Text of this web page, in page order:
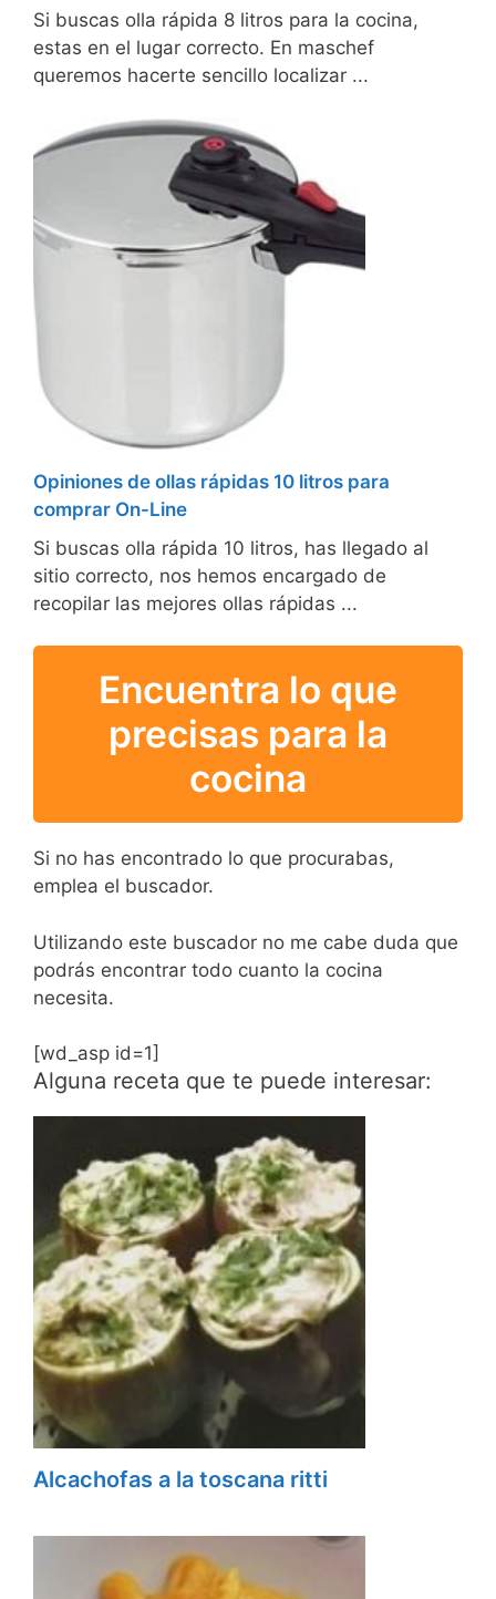
Si buscas olla rápida 8 litros para la cocina,
estas en el lugar correcto. En maschef
queremos hacerte sencillo localizar ...
Opiniones de ollas rápidas 10 litros para
comprar On-Line
Si buscas olla rápida 10 litros, has llegado al
sitio correcto, nos hemos encargado de
recopilar las mejores ollas rápidas ...
Encuentra lo que
precisas para la
cocina
Si no has encontrado lo que procurabas,
emplea el buscador.
Utilizando este buscador no me cabe duda que
podrás encontrar todo cuanto la cocina
necesita.
[wd_asp id=1]
Alguna receta que te puede interesar:
Alcachofas a la toscana ritti